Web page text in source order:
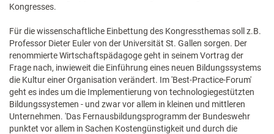
Kongresses.
Für die wissenschaftliche Einbettung des Kongressthemas soll z.B.
Professor Dieter Euler von der Universität St. Gallen sorgen. Der
renommierte Wirtschaftspädagoge geht in seinem Vortrag der
Frage nach, inwieweit die Einführung eines neuen Bildungssystems
die Kultur einer Organisation verändert. Im 'Best-Practice-Forum'
geht es indes um die Implementierung von technologiegestützten
Bildungssystemen - und zwar vor allem in kleinen und mittleren
Unternehmen. 'Das Fernausbildungsprogramm der Bundeswehr
punktet vor allem in Sachen Kostengünstigkeit und durch die